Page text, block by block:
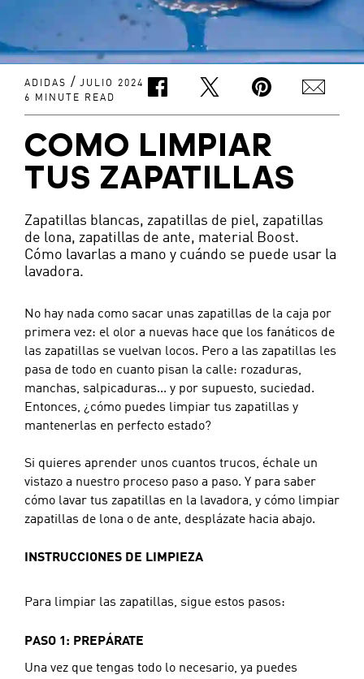
ADIDAS / JULIO 2024
6 MINUTE READ
COMO LIMPIAR
TUS ZAPATILLAS
Zapatillas blancas, zapatillas de piel, zapatillas
de lona, zapatillas de ante, material Boost.
Cómo lavarlas a mano y cuándo se puede usar la
lavadora.
No hay nada como sacar unas zapatillas de la caja por
primera vez: el olor a nuevas hace que los fanáticos de
las zapatillas se vuelvan locos. Pero a las zapatillas les
pasa de todo en cuanto pisan la calle: rozaduras,
manchas, salpicaduras... y por supuesto, suciedad.
Entonces, ¿cómo puedes limpiar tus zapatillas y
mantenerlas en perfecto estado?
Si quieres aprender unos cuantos trucos, échale un
vistazo a nuestro proceso paso a paso. Y para saber
cómo lavar tus zapatillas en la lavadora, y cómo limpiar
zapatillas de lona o de ante, desplázate hacia abajo.
INSTRUCCIONES DE LIMPIEZA
Para limpiar las zapatillas, sigue estos pasos:
PASO 1: PREPÁRATE
Una vez que tengas todo lo necesario, ya puedes